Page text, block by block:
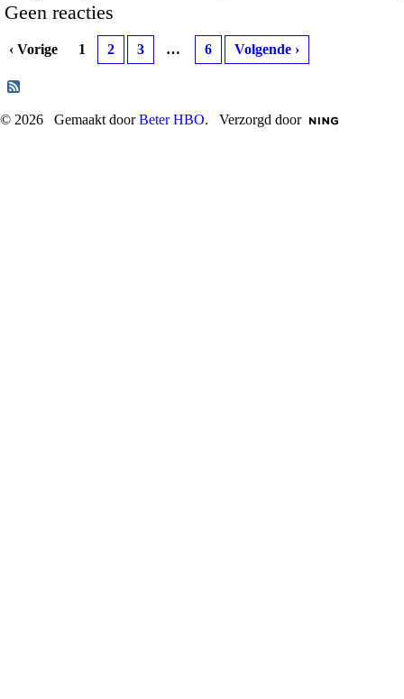
Geen reacties
‹ Vorige 1 2 3 … 6 Volgende ›
© 2026 Gemaakt doorBeter HBO. Verzorgd door